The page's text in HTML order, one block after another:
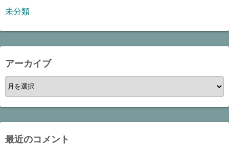
未分類
アーカイブ
ア
ー
カ
イ
ブ
最近のコメント